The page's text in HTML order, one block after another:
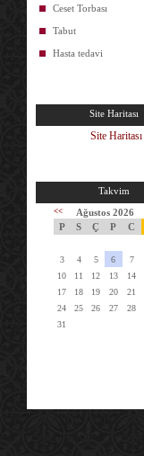
Ceset Torbası
Tabut
Hasta tedavi
Site Haritası
Site Haritası
Takvim
<< Ağustos 2026
P S Ç P C
3
4 5 6 7
10
11 12 13 14
17
18 19 20 21
24
25 26 27 28
31